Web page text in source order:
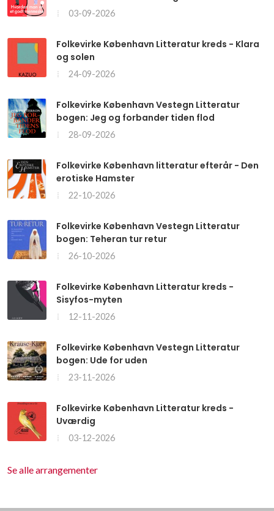
03-09-2026
Folkevirke København Litteratur kreds - Klara
og solen
24-09-2026
Folkevirke København Vestegn Litteratur
bogen: Jeg og forbander tiden flod
28-09-2026
Folkevirke København litteratur efterår - Den
erotiske Hamster
22-10-2026
Folkevirke København Vestegn Litteratur
bogen: Teheran tur retur
26-10-2026
Folkevirke København Litteratur kreds -
Sisyfos-myten
12-11-2026
Folkevirke København Vestegn Litteratur
bogen: Ude for uden
23-11-2026
Folkevirke København Litteratur kreds -
Uværdig
03-12-2026
Se alle arrangementer